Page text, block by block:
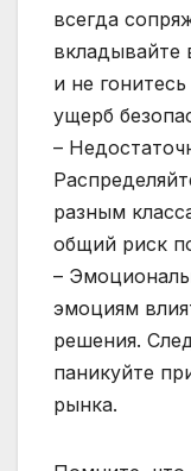
всегда
вкладывайте
и не
ущерб
–
разным
общий риск
–
эмоциям
решения.
паникуйте
рынка.